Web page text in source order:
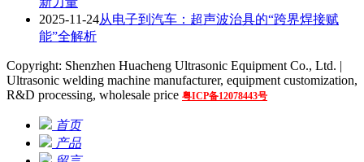
2025-11-24从电子到汽车：超声波治具的“跨界焊接赋
能”全解析
Copyright: Shenzhen Huacheng Ultrasonic Equipment Co., Ltd. |
Ultrasonic welding machine manufacturer, equipment customization,
R&D processing, wholesale price 粤ICP备12078443号
首页
产品